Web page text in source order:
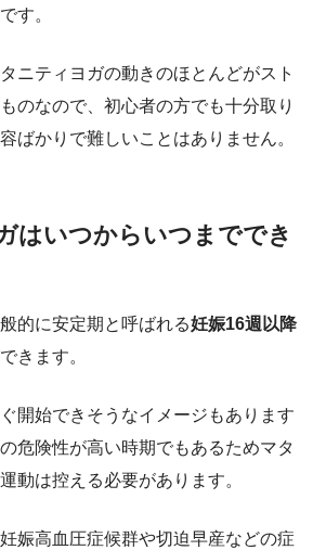
す。
ニティヨガの動きのほとんどがスト
のなので、初心者の方でも十分取り
ばかりで難しいことはありません。
はいつからいつまででき
的に安定期と呼ばれる妊娠16週以降
きます。
開始できそうなイメージもあります
危険性が高い時期でもあるためマタ
動は控える必要があります。
娠高血圧症候群や切迫早産などの症